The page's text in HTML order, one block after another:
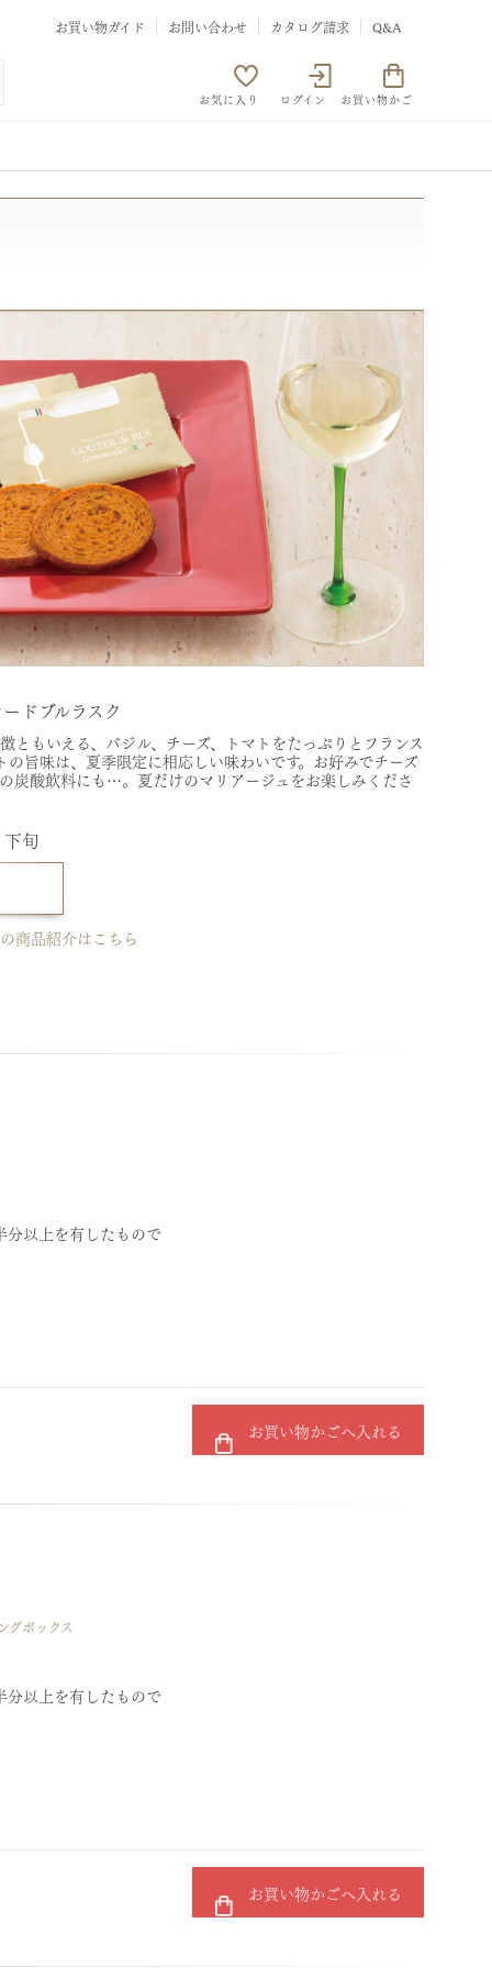
お買い物ガイド お問い合わせ カタログ請求 Q&A
お気に入り ログイン お買い物かご
ドブルラスク
もいえる、バジル、チーズ、トマトをたっぷりとフランス
旨味は、夏季限定に相応しい味わいです。お好みでチーズ
炭酸飲料にも…。夏だけのマリアージュをお楽しみくださ
旬
商品紹介はこちら
以上を有したもので
お買い物かごへ入れる
グボックス
以上を有したもので
お買い物かごへ入れる